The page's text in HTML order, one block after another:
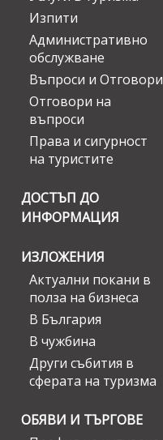
Изпити
Административно
обслужване
Въпроси и Отговори
Отговори на
въпроси
Права и сигурност
на туристите
ДОСТЪП ДО
ИНФОРМАЦИЯ
ИЗЛОЖЕНИЯ
Актуални покани в
полза на бизнеса
В България
В чужбина
Други събития в
сферата на туризма
ОБЯВИ И ТЪРГОВЕ